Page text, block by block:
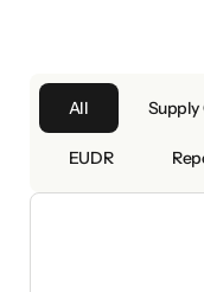
All Supply
EUDR